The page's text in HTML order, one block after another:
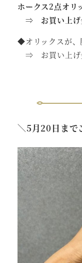
ホークス2点オリ
⇒ お買い上げ
◆オリックスが
⇒ お買い上げ
＼5月20日まで